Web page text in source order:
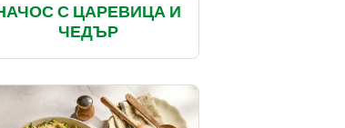
С ЦАРЕВИЦА И
ЧЕДЪР